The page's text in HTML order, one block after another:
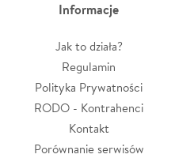
Informacje
Jak to działa?
Regulamin
Polityka Prywatności
RODO - Kontrahenci
Kontakt
Porównanie serwisów